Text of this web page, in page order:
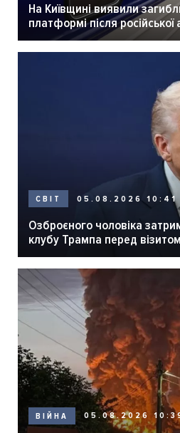
На Київщині виявили
платформі після російської
СВІТ 05.08.2026 10:41
Озброєного чоловіка
клубу Трампа перед
ВІЙНА 05.08.2026